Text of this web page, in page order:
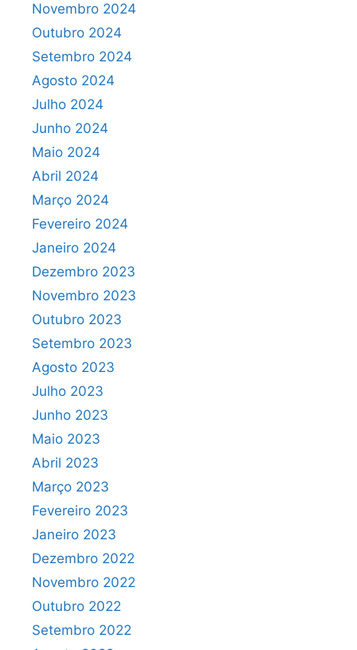
Novembro 2024
Outubro 2024
Setembro 2024
Agosto 2024
Julho 2024
Junho 2024
Maio 2024
Abril 2024
Março 2024
Fevereiro 2024
Janeiro 2024
Dezembro 2023
Novembro 2023
Outubro 2023
Setembro 2023
Agosto 2023
Julho 2023
Junho 2023
Maio 2023
Abril 2023
Março 2023
Fevereiro 2023
Janeiro 2023
Dezembro 2022
Novembro 2022
Outubro 2022
Setembro 2022